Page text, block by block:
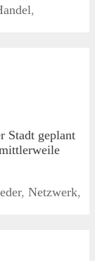
,
Stadt geplant
, Netzwerk,